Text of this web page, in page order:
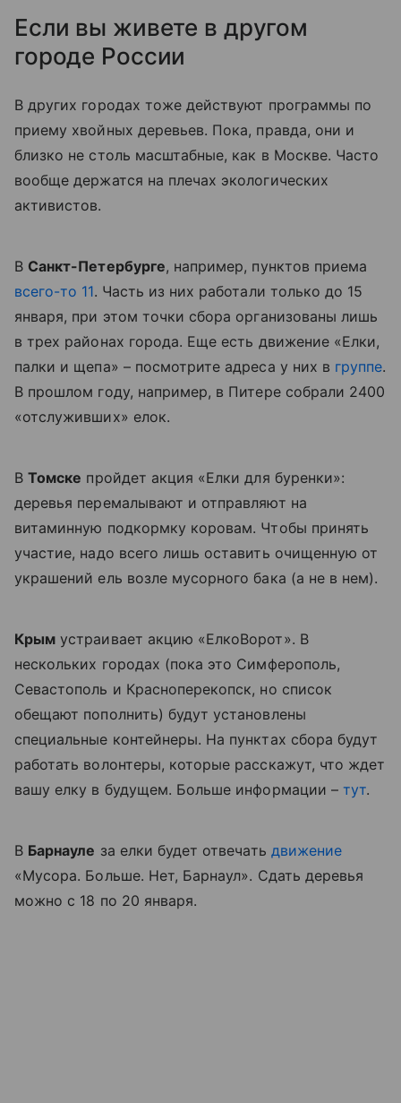
Если вы живете в другом
городе России
В других городах тоже действуют программы по
приему хвойных деревьев. Пока, правда, они и
близко не столь масштабные, как в Москве. Часто
вообще держатся на плечах экологических
активистов.
В Санкт-Петербурге, например, пунктов приема
всего-то 11. Часть из них работали только до 15
января, при этом точки сбора организованы лишь
в трех районах города. Еще есть движение «Елки,
палки и щепа» – посмотрите адреса у них в группе.
В прошлом году, например, в Питере собрали 2400
«отслуживших» елок.
ВТомске пройдет акция «Елки для буренки»:
деревья перемалывают и отправляют на
витаминную подкормку коровам. Чтобы принять
участие, надо всего лишь оставить очищенную от
украшений ель возле мусорного бака (а не в нем).
Крым устраивает акцию «ЕлкоВорот». В
нескольких городах (пока это Симферополь,
Севастополь и Красноперекопск, но список
обещают пополнить) будут установлены
специальные контейнеры. На пунктах сбора будут
работать волонтеры, которые расскажут, что ждет
вашу елку в будущем. Больше информации – тут.
В Барнауле за елки будет отвечать движение
«Мусора. Больше. Нет, Барнаул». Сдать деревья
можно с 18 по 20 января.